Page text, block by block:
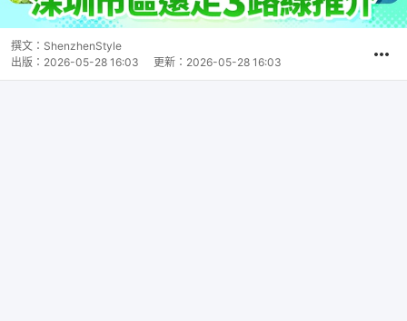
撰文： ShenzhenStyle
出版： 2026-05-28 16:03 更新： 2026-05-28 16:03